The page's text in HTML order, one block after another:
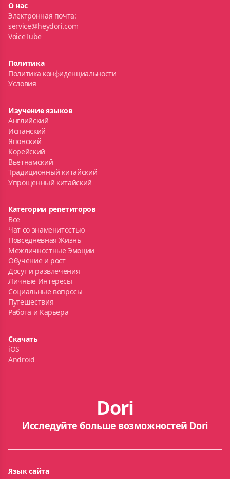
О нас
Электронная почта:
service@heydori.com
VoiceTube
Политика
Политика конфиденциальности
Условия
Изучение языков
Английский
Испанский
Японский
Корейский
Вьетнамский
Традиционный китайский
Упрощенный китайский
Категории репетиторов
Все
Чат со знаменитостью
Повседневная Жизнь
Межличностные Эмоции
Обучение и рост
Досуг и развлечения
Личные Интересы
Социальные вопросы
Путешествия
Работа и Карьера
Скачать
iOS
Android
Dori
Исследуйте больше возможностей Dori
Язык сайта